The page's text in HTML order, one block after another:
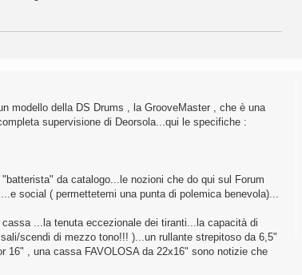
modello della DS Drums , la GrooveMaster , che è una
supervisione di Deorsola...qui le specifiche :
da catalogo...le nozioni che do qui sul Forum
social ( permettetemi una punta di polemica benevola)...
...la tenuta eccezionale dei tiranti...la capacità di
scendi di mezzo tono!!! )...un rullante strepitoso da 6,5"
, una cassa FAVOLOSA da 22x16" sono notizie che